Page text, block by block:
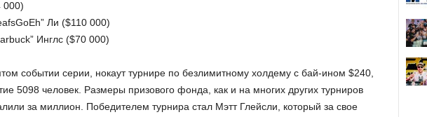
000)
Ли ($110 000)
Инглс ($70 000)
событии серии, нокаут турнире по безлимитному холдему с бай-ином $240,
5098 человек. Размеры призового фонда, как и на многих других турниров
за миллион. Победителем турнира стал Мэтт Глейсли, который за свое